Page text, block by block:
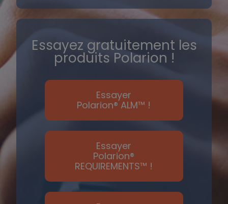
Essayez gratuitement les
produits Polarion !
Essayer
Polarion® ALM™ !
Essayer
Polarion®
REQUIREMENTS™ !